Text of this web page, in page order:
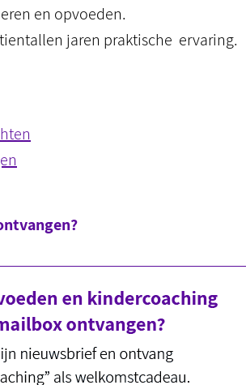
en opvoeden.
jaren praktische ervaring.